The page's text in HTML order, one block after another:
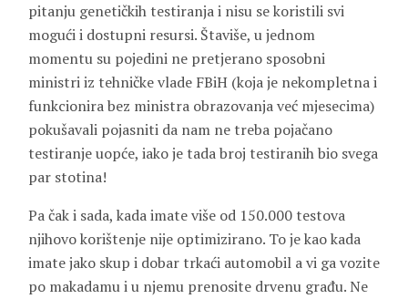
pitanju genetičkih testiranja i nisu se koristili svi
mogući i dostupni resursi. Štaviše, u jednom
momentu su pojedini ne pretjerano sposobni
ministri iz tehničke vlade FBiH (koja je nekompletna i
funkcionira bez ministra obrazovanja već mjesecima)
pokušavali pojasniti da nam ne treba pojačano
testiranje uopće, iako je tada broj testiranih bio svega
par stotina!
Pa čak i sada, kada imate više od 150.000 testova
njihovo korištenje nije optimizirano. To je kao kada
imate jako skup i dobar trkaći automobil a vi ga vozite
po makadamu i u njemu prenosite drvenu građu. Ne